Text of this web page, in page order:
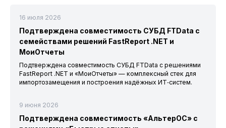
16 июля 2026
Подтверждена совместимость СУБД FTData с
семействами решений FastReport .NET и
МоиОтчеты
Подтверждена совместимость СУБД FTData с решениями
FastReport .NET и «МоиОтчеты» — комплексный стек для
импортозамещения и построения надёжных ИТ‑систем.
9 июня 2026
Подтверждена совместимость «АльтерОС» с